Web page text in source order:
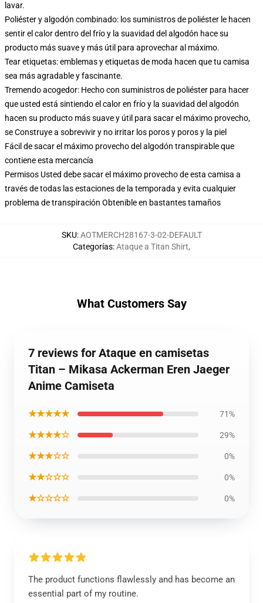
lavar.
Poliéster y algodón combinado: los suministros de poliéster le hacen
sentir el calor dentro del frío y la suavidad del algodón hace su
producto más suave y más útil para aprovechar al máximo.
Tear etiquetas: emblemas y etiquetas de moda hacen que tu camisa
sea más agradable y fascinante.
Tremendo acogedor: Hecho con suministros de poliéster para hacer
que usted está sintiendo el calor en frío y la suavidad del algodón
hacen su producto más suave y útil para sacar el máximo provecho,
se Construye a sobrevivir y no irritar los poros y poros y la piel
Fácil de sacar el máximo provecho del algodón transpirable que
contiene esta mercancía
Permisos Usted debe sacar el máximo provecho de esta camisa a
través de todas las estaciones de la temporada y evita cualquier
problema de transpiración Obtenible en bastantes tamaños
SKU:AOTMERCH28167-3-02-DEFAULT
Categorías:Ataque a Titan Shirt,
What Customers Say
7 reviews for Ataque en camisetas
Titan – Mikasa Ackerman Eren Jaeger
Anime Camiseta
★★★★★ 71%
★★★★☆ 29%
★★★☆☆ 0%
★★☆☆☆ 0%
★☆☆☆☆ 0%
The product functions flawlessly and has become an
essential part of my routine.